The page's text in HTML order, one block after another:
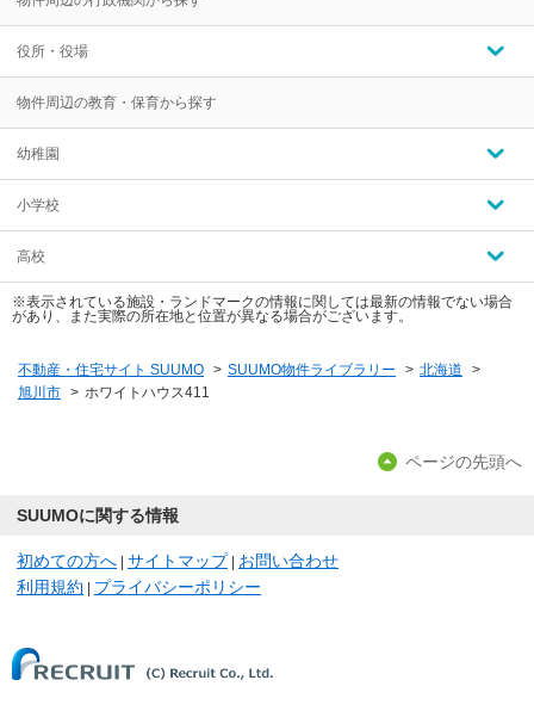
役所・役場
物件周辺の教育・保育から探す
幼稚園
小学校
高校
※表示されている施設・ランドマークの情報に関しては最新の情報でない場合
があり、また実際の所在地と位置が異なる場合がございます。
不動産・住宅サイト SUUMO > SUUMO物件ライブラリー > 北海道
>
旭川市 > ホワイトハウス411
ページの先頭へ
SUUMOに関する情報
初めての方へ サイトマップ
お問い合わせ
利用規約
プライバシーポリシー